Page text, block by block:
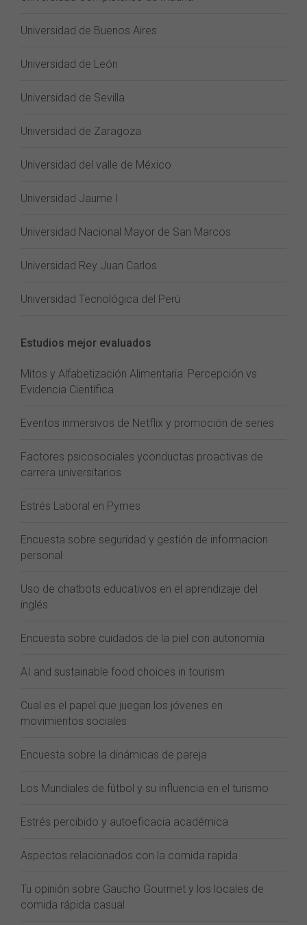
Universidad de Buenos Aires
Universidad de León
Universidad de Sevilla
Universidad de Zaragoza
Universidad del valle de México
Universidad Jaume I
Universidad Nacional Mayor de San Marcos
Universidad Rey Juan Carlos
Universidad Tecnológica del Perú
Estudios mejor evaluados
Mitos y Alfabetización Alimentaria: Percepción vs
Evidencia Científica
Eventos inmersivos de Netflix y promoción de series
Factores psicosociales yconductas proactivas de
carrera universitarios
Estrés Laboral en Pymes
Encuesta sobre seguridad y gestión de informacion
personal
Uso de chatbots educativos en el aprendizaje del
inglés
Encuesta sobre cuidados de la piel con autonomía
AI and sustainable food choices in tourism
Cual es el papel que juegan los jóvenes en
movimientos sociales
Encuesta sobre la dinámicas de pareja
Los Mundiales de fútbol y su influencia en el turismo
Estrés percibido y autoeficacia académica
Aspectos relacionados con la comida rapida
Tu opinión sobre Gaucho Gourmet y los locales de
comida rápida casual